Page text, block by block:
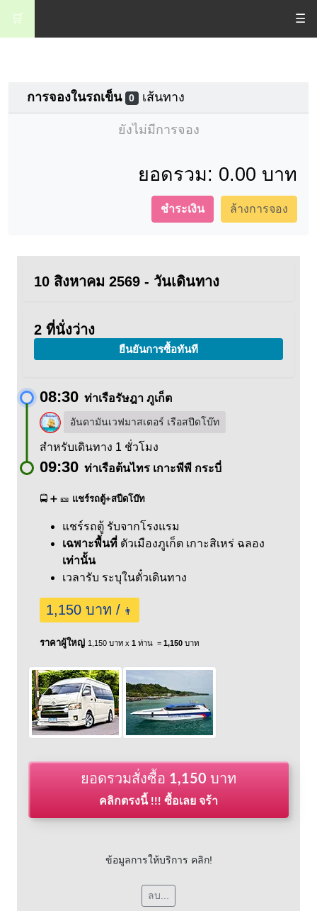
🛒 ☰
การจองในรถเข็น 0 เส้นทาง
ยังไม่มีการจอง
ยอดรวม: 0.00 บาท
ชำระเงิน ล้างการจอง
10 สิงหาคม 2569 - วันเดินทาง
2 ที่นั่งว่าง
ยืนยันการซื้อทันที
08:30 ท่าเรือรัษฎา ภูเก็ต
อันดามันเวฟมาสเตอร์ เรือสปีดโบ๊ท
สำหรับเดินทาง 1 ชั่วโมง
09:30 ท่าเรือต้นไทร เกาะพีพี กระบี่
🚍 ➕ 🎫 แชร์รถตู้+สปีดโบ๊ท
แชร์รถตู้ รับจากโรงแรม
เฉพาะพื้นที่ ตัวเมืองภูเก็ต เกาะสิเหร่ ฉลอง
เท่านั้น
เวลารับ ระบุในตั๋วเดินทาง
1,150 บาท / 👨
ราคาผู้ใหญ่ 1,150 บาท x 1 ท่าน = 1,150 บาท
ยอดรวมสั่งซื้อ 1,150 บาท
คลิกตรงนี้ !!! ซื้อเลย จร้า
ข้อมูลการให้บริการ คลิก!
ลบ...